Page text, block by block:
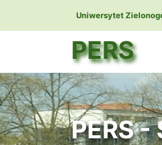
Uniwersytet
PERS
PERS -